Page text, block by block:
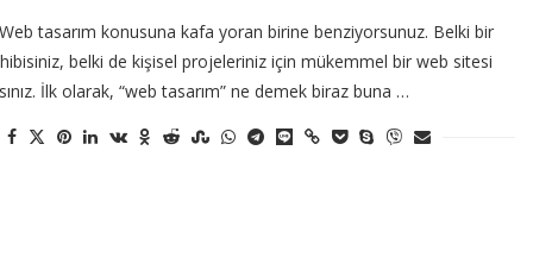
tasarım konusuna kafa yoran birine benziyorsunuz. Belki bir
belki de kişisel projeleriniz için mükemmel bir web sitesi
İlk olarak, “web tasarım” ne demek biraz buna …